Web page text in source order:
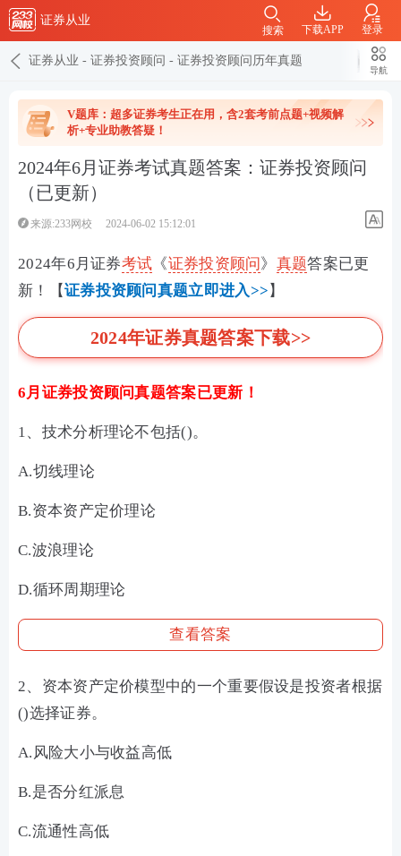
证券从业
下载APP 登录
搜索
证券从业 - 证券投资顾问 - 证券投资顾问历年真题
导航
V题库：超多证券考生正在用，含2套考前点题+视频解
析+专业助教答疑！
2024年6月证券考试真题答案：证券投资顾问
（已更新）
来源:233网校 2024-06-02 15:12:01
2024年6月证券考试 《证券投资顾问》 真题答案已更
新！
【证券投资顾问真题立即进入>> 】
2024年证券真题答案下载>>
6月证券投资顾问真题答案已更新！
1、技术分析理论不包括()。
A.切线理论
B.资本资产定价理论
C.波浪理论
D.循环周期理论
查看答案
2、资本资产定价模型中的一个重要假设是投资者根据
()选择证券。
A.风险大小与收益高低
B.是否分红派息
C.流通性高低